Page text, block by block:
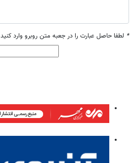
* لطفا حاصل عبارت را در جعبه متن روبرو وارد کنید